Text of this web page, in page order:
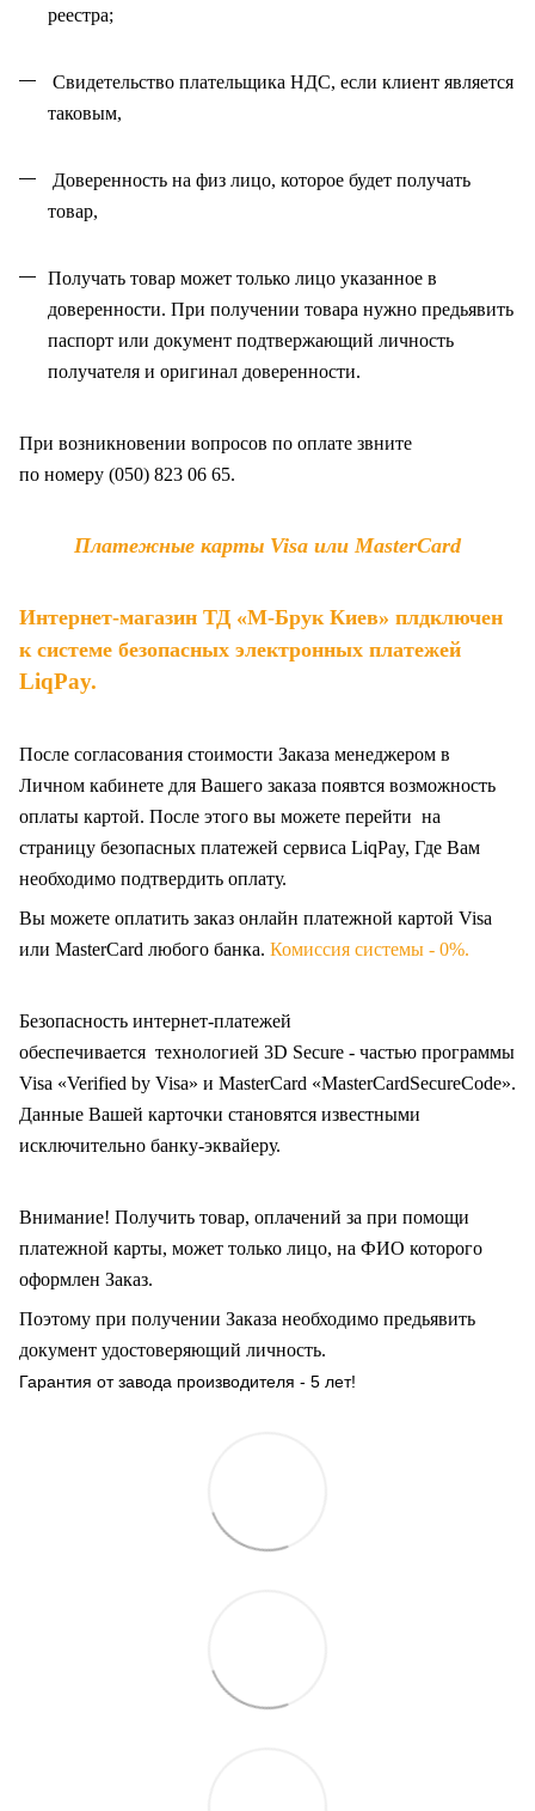
реестра;
Свидетельство плательщика НДС, если клиент является
таковым,
Доверенность на физ лицо, которое будет получать
товар,
Получать товар может только лицо указанное в
доверенности. При получении товара нужно предьявить
паспорт или документ подтвержающий личность
получателя и оригинал доверенности.
При возникновении вопросов по оплате звните
по номеру (050) 823 06 65.
Платежные карты Visa или MasterCard
Интернет-магазин ТД «М-Брук Киев» плдключен
к системе безопасных электронных платежей
LiqPay.
После согласования стоимости Заказа менеджером в
Личном кабинете для Вашего заказа появтся возможность
оплаты картой. После этого вы можете перейти на
страницу безопасных платежей сервиса LiqPay, Где Вам
необходимо подтвердить оплату.
Вы можете оплатить заказ онлайн платежной картой Visa
или MasterCard любого банка. Комиссия системы - 0%.
Безопасность интернет-платежей
обеспечивается технологией 3D Secure - частью программы
Visa «Verified by Visa» и MasterCard «MasterCardSecureCode».
Данные Вашей карточки становятся известными
исключительно банку-эквайеру.
Внимание! Получить товар, оплачений за при помощи
платежной карты, может только лицо, на ФИО которого
оформлен Заказ.
Поэтому при получении Заказа необходимо предьявить
документ удостоверяющий личность.
Гарантия от завода производителя - 5 лет!